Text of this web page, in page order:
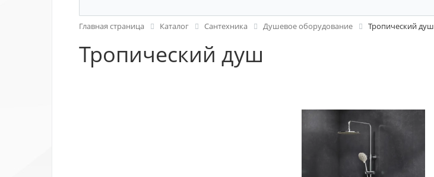
Главная страница Каталог Сантехника Душевое оборудование Тропический душ
Тропический душ